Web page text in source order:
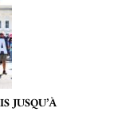
JUSQU’À